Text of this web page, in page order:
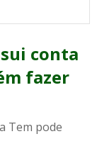
conta
fazer
Tem pode